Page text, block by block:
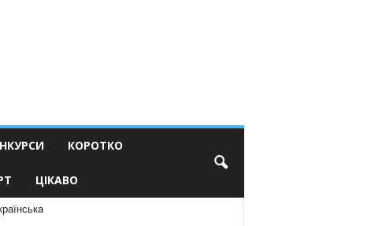
КОРОТКО
ЦІКАВО